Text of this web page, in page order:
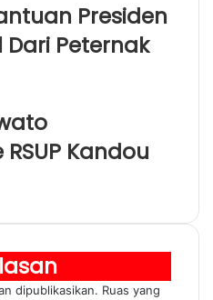
Presiden
Dari Peternak
Kandou
dipublikasikan. Ruas yang